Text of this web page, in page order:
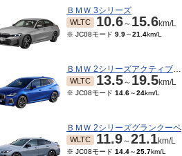
ＢＭＷ 3シリーズ
WLTC 10.6～ 15.6km/L
※ JC08モード 9.9～21.4km/L
ＢＭＷ 2シリーズアクティブツアラー
WLTC 13.5～ 19.5km/L
※ JC08モード 14.6～24km/L
ＢＭＷ 2シリーズグランクーペ
WLTC 11.9～21.1km/L
※ JC08モード 14.4～25.7km/L